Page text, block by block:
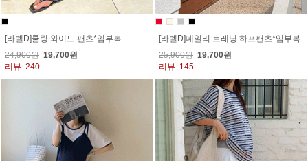
[라벨D]쿨링 와이드 팬츠*임부복
24,900원 19,700원
리뷰: 240
[라벨D]데일리 트레닝 하프팬츠*임부복
25,900원 19,700원
리뷰: 145